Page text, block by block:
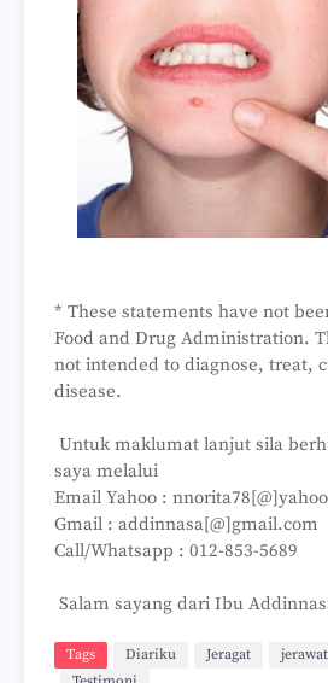
* These statements have not
Food and Drug Administration.
not intended to diagnose, treat,
disease.
Untuk maklumat lanjut sila
saya melalui
Email Yahoo :
Gmail : addinnasa[@]gmail.com
Call/Whatsapp : 012-853-5689
Salam sayang dari Ibu
Tags Diariku Jeragat jerawat